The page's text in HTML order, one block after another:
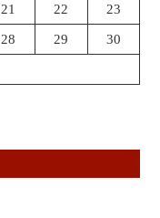
21 22 23
28 29 30